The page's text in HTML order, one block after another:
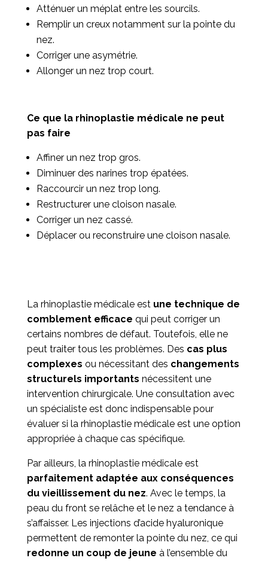
Atténuer un méplat entre les sourcils.
Remplir un creux notamment sur la pointe du
nez.
Corriger une asymétrie.
Allonger un nez trop court.
Ce que la rhinoplastie médicale ne peut
pas faire
Affiner un nez trop gros.
Diminuer des narines trop épatées.
Raccourcir un nez trop long.
Restructurer une cloison nasale.
Corriger un nez cassé.
Déplacer ou reconstruire une cloison nasale.
La rhinoplastie médicale est une technique de
comblement efficace qui peut corriger un
certains nombres de défaut. Toutefois, elle ne
peut traiter tous les problèmes. Des cas plus
complexes ou nécessitant des changements
structurels importants nécessitent une
intervention chirurgicale. Une consultation avec
un spécialiste est donc indispensable pour
évaluer si la rhinoplastie médicale est une option
appropriée à chaque cas spécifique.
Par ailleurs, la rhinoplastie médicale est
parfaitement adaptée aux conséquences
du vieillissement du nez. Avec le temps, la
peau du front se relâche et le nez a tendance à
s’affaisser. Les injections d’acide hyaluronique
permettent de remonter la pointe du nez, ce qui
redonne un coup de jeune à l’ensemble du